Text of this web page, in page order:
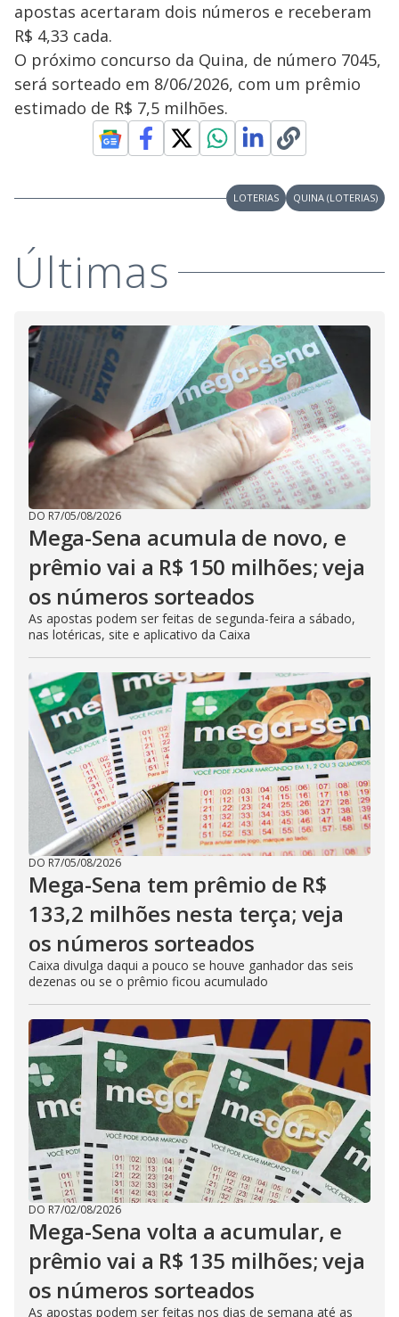
apostas acertaram dois números e receberam
R$ 4,33 cada.
O próximo concurso da Quina, de número 7045,
será sorteado em 8/06/2026, com um prêmio
estimado de R$ 7,5 milhões.
LOTERIAS QUINA (LOTERIAS)
Últimas
DO R7/05/08/2026
Mega-Sena acumula de novo, e
prêmio vai a R$ 150 milhões; veja
os números sorteados
As apostas podem ser feitas de segunda-feira a sábado,
nas lotéricas, site e aplicativo da Caixa
DO R7/05/08/2026
Mega-Sena tem prêmio de R$
133,2 milhões nesta terça; veja
os números sorteados
Caixa divulga daqui a pouco se houve ganhador das seis
dezenas ou se o prêmio ficou acumulado
DO R7/02/08/2026
Mega-Sena volta a acumular, e
prêmio vai a R$ 135 milhões; veja
os números sorteados
As apostas podem ser feitas nos dias de semana até as